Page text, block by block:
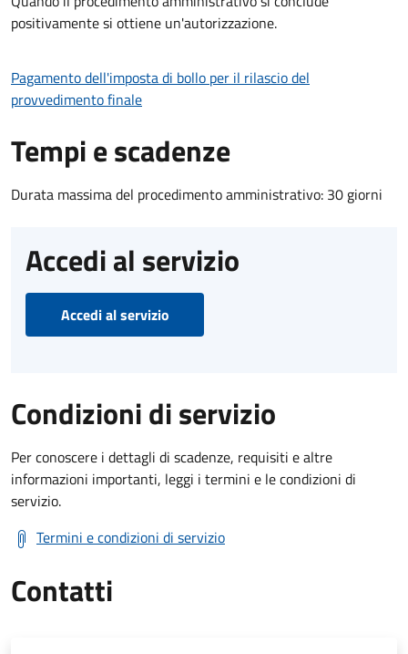
positivamente si ottiene un'autorizzazione.
Pagamento dell'imposta di bollo per il rilascio del
provvedimento finale
Tempi e scadenze
Durata massima del procedimento amministrativo: 30 giorni
Accedi al servizio
Accedi al servizio
Condizioni di servizio
Per conoscere i dettagli di scadenze, requisiti e altre
informazioni importanti, leggi i termini e le condizioni di
servizio.
Termini e condizioni di servizio
Contatti